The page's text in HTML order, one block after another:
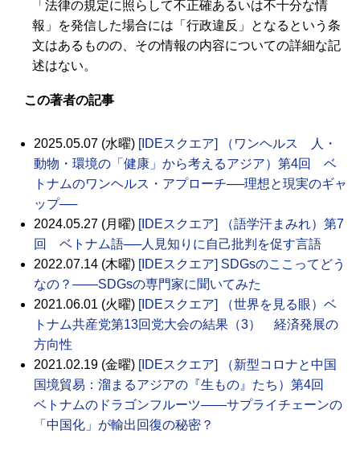
「法律の規定に照らして不正確あるいは不十分な情
報」を発信した場合には「行政違反」となるという条
文はあるものの、その情報の内容についての詳細な記
述はない。
この著者の記事
2025.05.07 (水曜) [IDEスクエア] （ワンヘルス 人・
動物・環境の「健康」から考えるアジア）第4回 ベ
トナムのワンヘルス・アプローチ──理想と現実のギャ
ップ──
2024.05.27 (月曜) [IDEスクエア] （語学汗まみれ）第7
回 ベトナム語──人見知りに自己批判を促す言語
2022.07.14 (木曜) [IDEスクエア] SDGsのここってどう
なの？――SDGsの専門家に聞いてみた
2021.06.01 (火曜) [IDEスクエア] （世界を見る眼）ベ
トナム共産党第13回党大会の結果（3） 経済発展の
方向性
2021.02.19 (金曜) [IDEスクエア] （新型コロナと中国
国境貿易：溜まるアジアの『生もの』たち）第4回
ベトナムのドラゴンフルーツ――サプライチェーンの
「中国化」が輸出回復の秘密？